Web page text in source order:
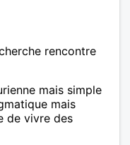
rencontre
mais simple
mais
de vivre des